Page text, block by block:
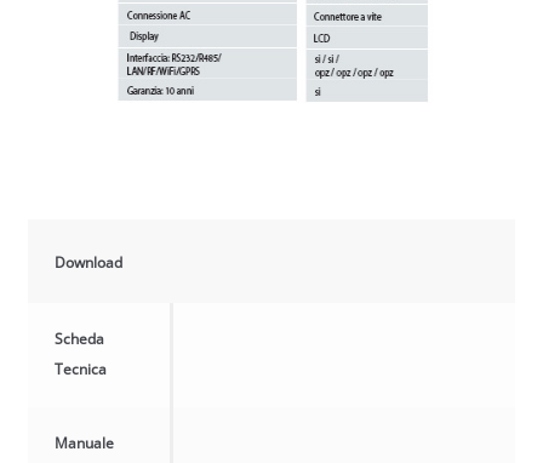
Download
Scheda
Tecnica
Manuale